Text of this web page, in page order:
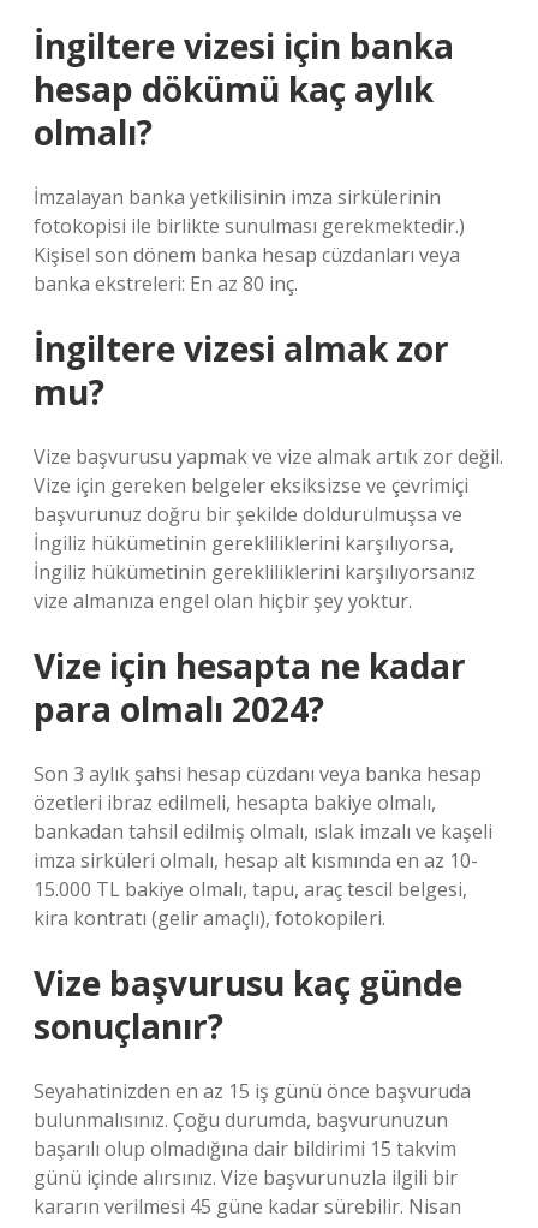
İngiltere vizesi için banka
hesap dökümü kaç aylık
olmalı?
İmzalayan banka yetkilisinin imza sirkülerinin
fotokopisi ile birlikte sunulması gerekmektedir.)
Kişisel son dönem banka hesap cüzdanları veya
banka ekstreleri: En az 80 inç.
İngiltere vizesi almak zor
mu?
Vize başvurusu yapmak ve vize almak artık zor değil.
Vize için gereken belgeler eksiksizse ve çevrimiçi
başvurunuz doğru bir şekilde doldurulmuşsa ve
İngiliz hükümetinin gerekliliklerini karşılıyorsa,
İngiliz hükümetinin gerekliliklerini karşılıyorsanız
vize almanıza engel olan hiçbir şey yoktur.
Vize için hesapta ne kadar
para olmalı 2024?
Son 3 aylık şahsi hesap cüzdanı veya banka hesap
özetleri ibraz edilmeli, hesapta bakiye olmalı,
bankadan tahsil edilmiş olmalı, ıslak imzalı ve kaşeli
imza sirküleri olmalı, hesap alt kısmında en az 10-
15.000 TL bakiye olmalı, tapu, araç tescil belgesi,
kira kontratı (gelir amaçlı), fotokopileri.
Vize başvurusu kaç günde
sonuçlanır?
Seyahatinizden en az 15 iş günü önce başvuruda
bulunmalısınız. Çoğu durumda, başvurunuzun
başarılı olup olmadığına dair bildirimi 15 takvim
günü içinde alırsınız. Vize başvurunuzla ilgili bir
kararın verilmesi 45 güne kadar sürebilir. Nisan